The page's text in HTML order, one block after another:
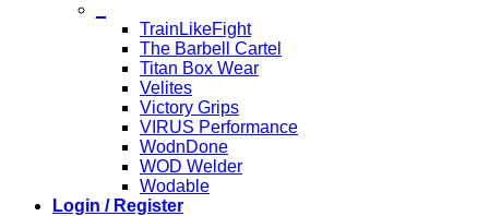
TrainLikeFight
The Barbell Cartel
Titan Box Wear
Velites
Victory Grips
VIRUS Performance
WodnDone
WOD Welder
Wodable
Login / Register